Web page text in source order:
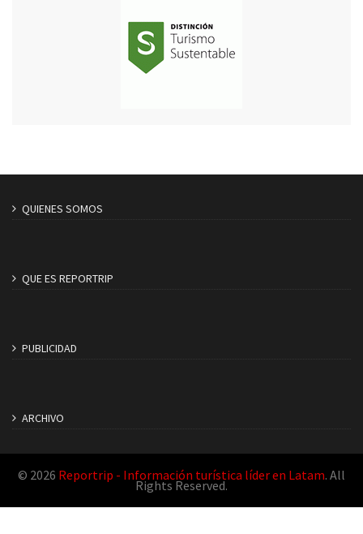
QUIENES SOMOS
QUE ES REPORTRIP
PUBLICIDAD
ARCHIVO
© 2026 Reportrip - Información turística líder en Latam. All
Rights Reserved.